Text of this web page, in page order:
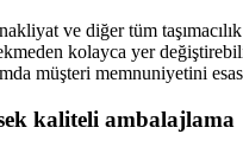
ve diğer tüm
kolayca yer
müşteri memnuniyetini
kaliteli ambalajlama